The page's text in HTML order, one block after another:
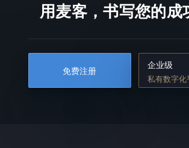
用麦客，书写您的成
免费注册
企业级
私有数字化